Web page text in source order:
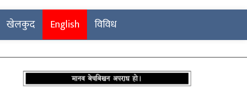
खेलकुद English विविध